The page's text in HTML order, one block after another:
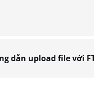
dẫn upload file với